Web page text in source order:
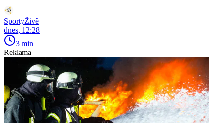
SportyŽivě
dnes, 12:28
3 min
Reklama